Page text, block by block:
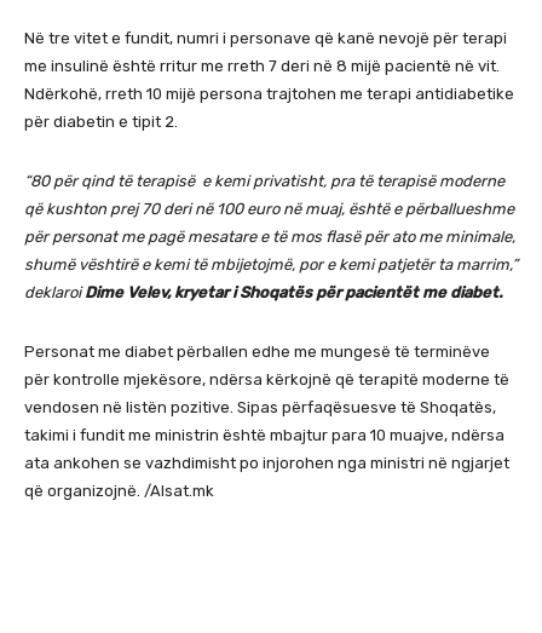
Në tre vitet e fundit, numri i personave që kanë nevojë për terapi
me insulinë është rritur me rreth 7 deri në 8 mijë pacientë në vit.
Ndërkohë, rreth 10 mijë persona trajtohen me terapi antidiabetike
për diabetin e tipit 2.
“80 për qind të terapisë e kemi privatisht, pra të terapisë moderne
që kushton prej 70 deri në 100 euro në muaj, është e përballueshme
për personat me pagë mesatare e të mos flasë për ato me minimale,
shumë vështirë e kemi të mbijetojmë, por e kemi patjetër ta marrim,”
deklaroiDime Velev, kryetar i Shoqatës për pacientët me diabet.
Personat me diabet përballen edhe me mungesë të terminëve
për kontrolle mjekësore, ndërsa kërkojnë që terapitë moderne të
vendosen në listën pozitive. Sipas përfaqësuesve të Shoqatës,
takimi i fundit me ministrin është mbajtur para 10 muajve, ndërsa
ata ankohen se vazhdimisht po injorohen nga ministri në ngjarjet
që organizojnë. /Alsat.mk